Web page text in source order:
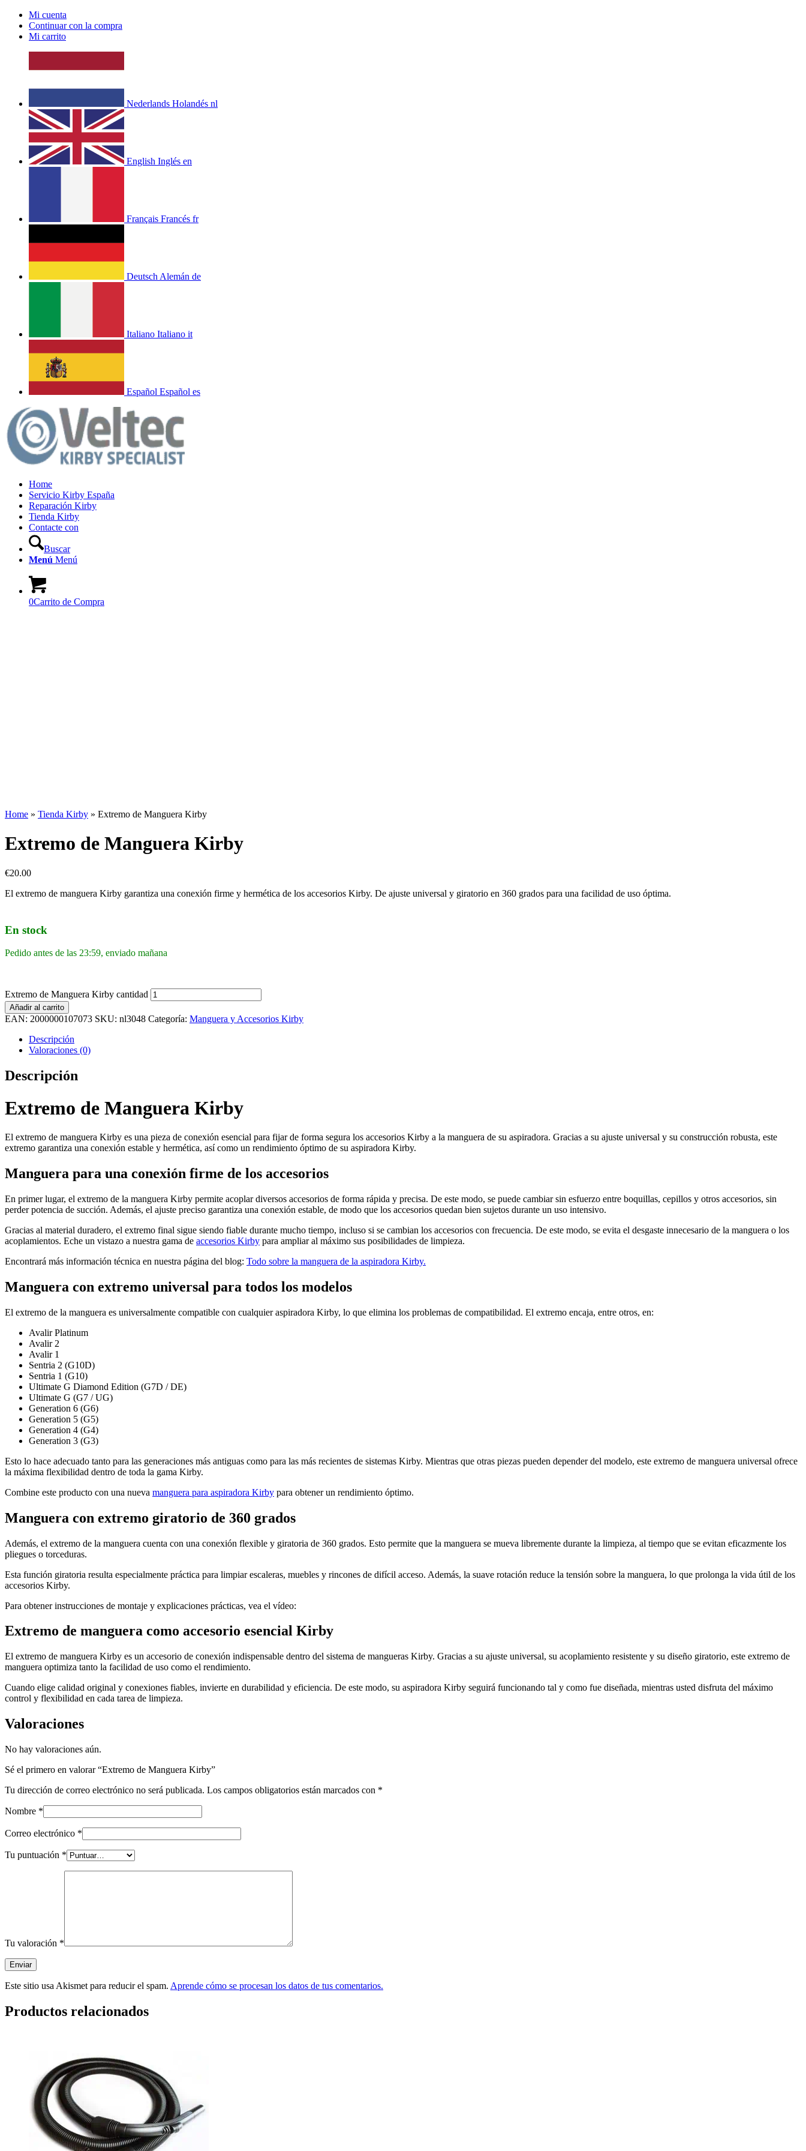
Mi cuenta
Continuar con la compra
Mi carrito
Nederlands Holandés nl
English Inglés en
Français Francés fr
Deutsch Alemán de
Italiano Italiano it
Español Español es
Home
Servicio Kirby España
Reparación Kirby
Tienda Kirby
Contacte con
Buscar
Menú Menú
0Carrito de Compra
Home » Tienda Kirby » Extremo de Manguera Kirby
Extremo de Manguera Kirby
€20.00
El extremo de manguera Kirby garantiza una conexión firme y hermética de los accesorios Kirby. De ajuste universal y giratorio en 360 grados para una facilidad de uso óptima.
En stock
Pedido antes de las 23:59, enviado mañana
Extremo de Manguera Kirby cantidad
Añadir al carrito
EAN: 2000000107073 SKU: nl3048 Categoría: Manguera y Accesorios Kirby
Descripción
Valoraciones (0)
Descripción
Extremo de Manguera Kirby
El extremo de manguera Kirby es una pieza de conexión esencial para fijar de forma segura los accesorios Kirby a la manguera de su aspiradora. Gracias a su ajuste universal y su construcción robusta, este
extremo garantiza una conexión estable y hermética, así como un rendimiento óptimo de su aspiradora Kirby.
Manguera para una conexión firme de los accesorios
En primer lugar, el extremo de la manguera Kirby permite acoplar diversos accesorios de forma rápida y precisa. De este modo, se puede cambiar sin esfuerzo entre boquillas, cepillos y otros accesorios, sin
perder potencia de succión. Además, el ajuste preciso garantiza una conexión estable, de modo que los accesorios quedan bien sujetos durante un uso intensivo.
Gracias al material duradero, el extremo final sigue siendo fiable durante mucho tiempo, incluso si se cambian los accesorios con frecuencia. De este modo, se evita el desgaste innecesario de la manguera o los
acoplamientos. Eche un vistazo a nuestra gama de accesorios Kirby para ampliar al máximo sus posibilidades de limpieza.
Encontrará más información técnica en nuestra página del blog: Todo sobre la manguera de la aspiradora Kirby.
Manguera con extremo universal para todos los modelos
El extremo de la manguera es universalmente compatible con cualquier aspiradora Kirby, lo que elimina los problemas de compatibilidad. El extremo encaja, entre otros, en:
Avalir Platinum
Avalir 2
Avalir 1
Sentria 2 (G10D)
Sentria 1 (G10)
Ultimate G Diamond Edition (G7D / DE)
Ultimate G (G7 / UG)
Generation 6 (G6)
Generation 5 (G5)
Generation 4 (G4)
Generation 3 (G3)
Esto lo hace adecuado tanto para las generaciones más antiguas como para las más recientes de sistemas Kirby. Mientras que otras piezas pueden depender del modelo, este extremo de manguera universal ofrece
la máxima flexibilidad dentro de toda la gama Kirby.
Combine este producto con una nueva manguera para aspiradora Kirby para obtener un rendimiento óptimo.
Manguera con extremo giratorio de 360 grados
Además, el extremo de la manguera cuenta con una conexión flexible y giratoria de 360 grados. Esto permite que la manguera se mueva libremente durante la limpieza, al tiempo que se evitan eficazmente los
pliegues o torceduras.
Esta función giratoria resulta especialmente práctica para limpiar escaleras, muebles y rincones de difícil acceso. Además, la suave rotación reduce la tensión sobre la manguera, lo que prolonga la vida útil de los
accesorios Kirby.
Para obtener instrucciones de montaje y explicaciones prácticas, vea el vídeo:
Extremo de manguera como accesorio esencial Kirby
El extremo de manguera Kirby es un accesorio de conexión indispensable dentro del sistema de mangueras Kirby. Gracias a su ajuste universal, su acoplamiento resistente y su diseño giratorio, este extremo de
manguera optimiza tanto la facilidad de uso como el rendimiento.
Cuando elige calidad original y conexiones fiables, invierte en durabilidad y eficiencia. De este modo, su aspiradora Kirby seguirá funcionando tal y como fue diseñada, mientras usted disfruta del máximo
control y flexibilidad en cada tarea de limpieza.
Valoraciones
No hay valoraciones aún.
Sé el primero en valorar “Extremo de Manguera Kirby”
Tu dirección de correo electrónico no será publicada. Los campos obligatorios están marcados con *
Nombre *
Correo electrónico *
Tu puntuación *
Tu valoración *
Este sitio usa Akismet para reducir el spam. Aprende cómo se procesan los datos de tus comentarios.
Productos relacionados